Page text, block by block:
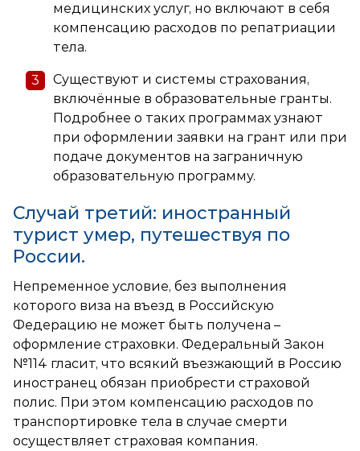
медицинских услуг, но включают в себя
компенсацию расходов по репатриации
тела.
Существуют и системы страхования,
включённые в образовательные гранты.
Подробнее о таких программах узнают
при оформлении заявки на грант или при
подаче документов на заграничную
образовательную программу.
Случай третий: иностранный
турист умер, путешествуя по
России.
Непременное условие, без выполнения
которого виза на въезд в Российскую
Федерацию не может быть получена –
оформление страховки. Федеральный Закон
№114 гласит, что всякий въезжающий в Россию
иностранец обязан приобрести страховой
полис. При этом компенсацию расходов по
транспортировке тела в случае смерти
осуществляет страховая компания.